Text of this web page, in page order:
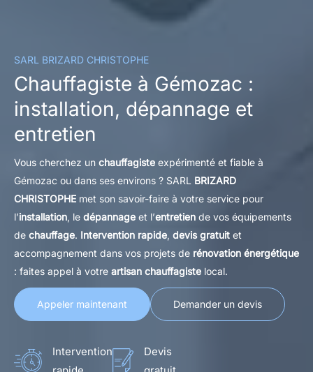
SARL BRIZARD CHRISTOPHE
Chauffagiste à Gémozac :
installation, dépannage et
entretien
Vous cherchez un chauffagiste expérimenté et fiable à
Gémozac ou dans ses environs ? SARL BRIZARD
CHRISTOPHE met son savoir-faire à votre service pour
l’installation, le dépannage et l’entretien de vos équipements
de chauffage. Intervention rapide, devis gratuit et
accompagnement dans vos projets de rénovation énergétique
: faites appel à votre artisan chauffagiste local.
Appeler maintenant Demander un devis
Intervention
Devis